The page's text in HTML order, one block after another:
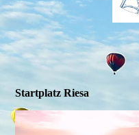
Startplatz Riesa